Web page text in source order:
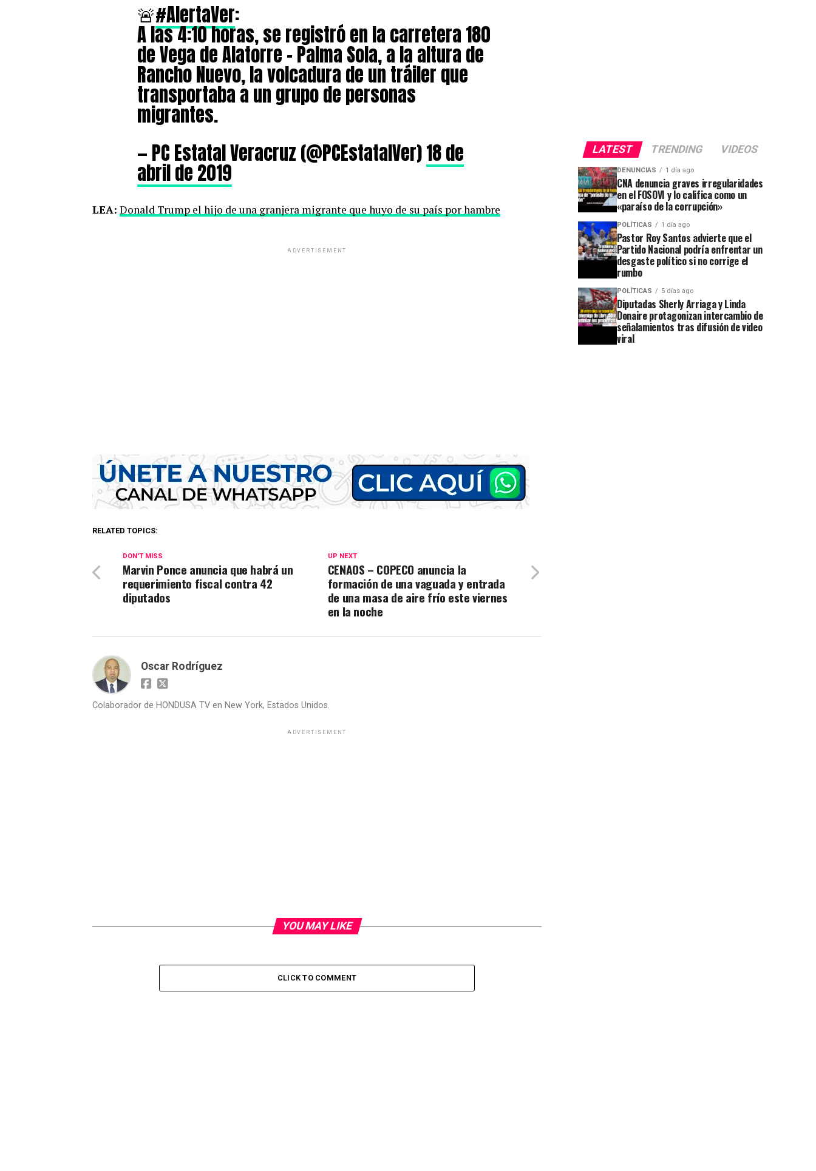
🚨#AlertaVer:
A las 4:10 horas, se registró en la carretera 180
de Vega de Alatorre – Palma Sola, a la altura de
Rancho Nuevo, la volcadura de un tráiler que
transportaba a un grupo de personas
migrantes.
— PC Estatal Veracruz (@PCEstatalVer)18 de
abril de 2019
LEA: Donald Trump el hijo de una granjera migrante que huyo de su país por hambre
ADVERTISEMENT
RELATED TOPICS:
UP NEXT
CENAOS – COPECO anuncia la
formación de una vaguada y entrada
de una masa de aire frío este viernes
en la noche
DON'T MISS
Marvin Ponce anuncia que habrá un
requerimiento fiscal contra 42
diputados
Oscar Rodríguez
Colaborador de HONDUSA TV en New York, Estados Unidos.
ADVERTISEMENT
YOU MAY LIKE
CLICK TO COMMENT
LATEST TRENDING VIDEOS
DENUNCIAS 1 día ago
CNA denuncia graves irregularidades
en el FOSOVI y lo califica como un
«paraíso de la corrupción»
POLÍTICAS 1 día ago
Pastor Roy Santos advierte que el
Partido Nacional podría enfrentar un
desgaste político si no corrige el
rumbo
POLÍTICAS 5 días ago
Diputadas Sherly Arriaga y Linda
Donaire protagonizan intercambio de
señalamientos tras difusión de video
viral